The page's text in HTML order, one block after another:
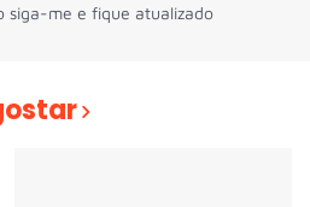
siga-me e fique atualizado